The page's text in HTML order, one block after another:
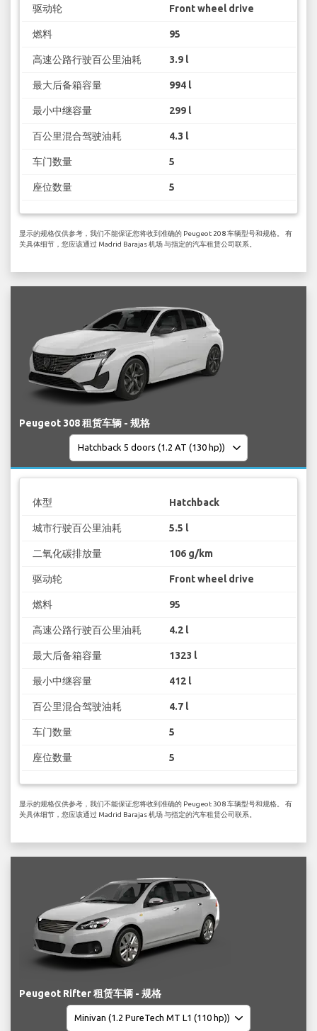
驱动轮 Front wheel drive
燃料 95
高速公路行驶百公里油耗 3.9 l
最大后备箱容量 994 l
最小中继容量 299 l
百公里混合驾驶油耗 4.3 l
车门数量 5
座位数量 5
显示的规格仅供参考，我们不能保证您将收到准确的 Peugeot 208 车辆型号和规格。 有
关具体细节，您应该通过 Madrid Barajas 机场 与指定的汽车租赁公司联系。
Peugeot 308 租赁车辆 - 规格
体型 Hatchback
城市行驶百公里油耗 5.5 l
二氧化碳排放量 106 g/km
驱动轮 Front wheel drive
燃料 95
高速公路行驶百公里油耗 4.2 l
最大后备箱容量 1323 l
最小中继容量 412 l
百公里混合驾驶油耗 4.7 l
车门数量 5
座位数量 5
显示的规格仅供参考，我们不能保证您将收到准确的 Peugeot 308 车辆型号和规格。 有
关具体细节，您应该通过 Madrid Barajas 机场 与指定的汽车租赁公司联系。
Peugeot Rifter 租赁车辆 - 规格